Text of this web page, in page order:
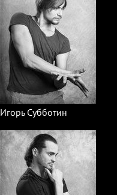
Игорь Субботин